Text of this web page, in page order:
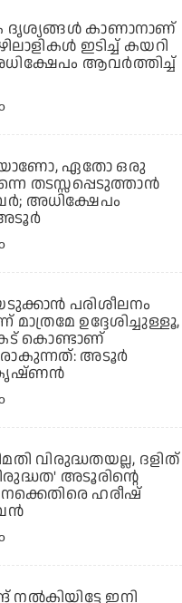
ദൃശ്യങ്ങള്‍ കാണാനാണ്
ഇടിച്ച് കയറി
ആവര്‍ത്തിച്ച്
ഏതോ ഒരു
തടസ്സപ്പെടുത്താന്‍
അധിക്ഷേപം
പരിശീലനം
മാത്രമേ ഉദ്ദേശിച്ചുള്ളൂ,
കൊണ്ടാണ്
അടൂര്‍
വിരുദ്ധതയല്ല, ദളിത്
അടൂരിൻ്റെ
ഹരീഷ്
നല്‍കിയിട്ടേ ഇനി